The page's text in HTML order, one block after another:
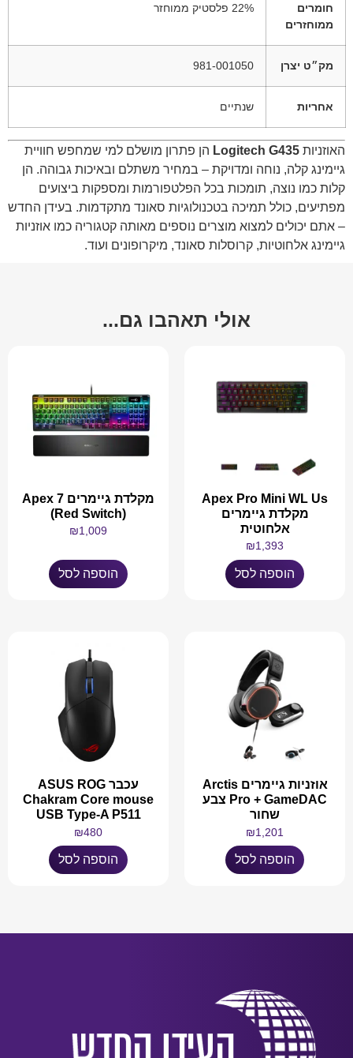
חומרים
ממוחזרים
22% פלסטיק ממוחזר
מק״ט יצרן 981-001050
אחריות שנתיים
האוזניות Logitech G435 הן פתרון מושלם למי שמחפש חוויית
גיימינג קלה, נוחה ומדויקת – במחיר משתלם ובאיכות גבוהה. הן
קלות כמו נוצה, תומכות בכל הפלטפורמות ומספקות ביצועים
מפתיעים, כולל תמיכה בטכנולוגיות סאונד מתקדמות. בעידן החדש
– אתם יכולים למצוא מוצרים נוספים מאותה קטגוריה כמו אוזניות
גיימינג אלחוטיות, קרוסלות סאונד, מיקרופונים ועוד.
אולי תאהבו גם...
Apex Pro Mini WL Us
מקלדת גיימרים
אלחוטית
₪1,393
הוספה לסל
מקלדת גיימרים Apex 7
(Red Switch)
₪1,009
הוספה לסל
אוזניות גיימרים Arctis
Pro + GameDAC צבע
שחור
₪1,201
הוספה לסל
עכבר ASUS ROG
Chakram Core mouse
USB Type-A P511
₪480
הוספה לסל